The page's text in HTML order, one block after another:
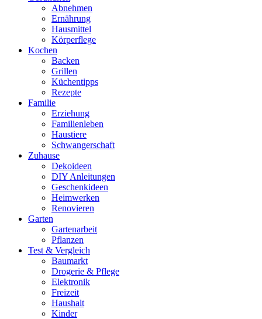
Abnehmen
Ernährung
Hausmittel
Körperflege
Kochen
Backen
Grillen
Küchentipps
Rezepte
Familie
Erziehung
Familienleben
Haustiere
Schwangerschaft
Zuhause
Dekoideen
DIY Anleitungen
Geschenkideen
Heimwerken
Renovieren
Garten
Gartenarbeit
Pflanzen
Test & Vergleich
Baumarkt
Drogerie & Pflege
Elektronik
Freizeit
Haushalt
Kinder